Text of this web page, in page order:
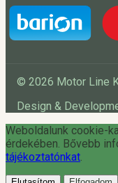
© 2026 Motor Line
Design &
Weboldalunk cookie-
érdekében. Bővebb
tájékoztatónkat